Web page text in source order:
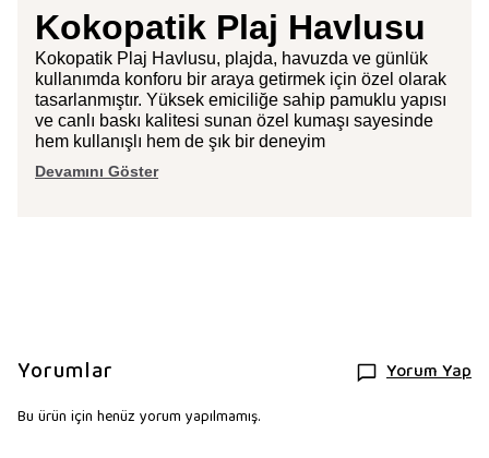
Kokopatik Plaj Havlusu
Kokopatik Plaj Havlusu, plajda, havuzda ve günlük
kullanımda konforu bir araya getirmek için özel olarak
tasarlanmıştır. Yüksek emiciliğe sahip pamuklu yapısı
ve canlı baskı kalitesi sunan özel kumaşı sayesinde
hem kullanışlı hem de şık bir deneyim
Devamını Göster
Yorumlar Yorum Yap
Bu ürün için henüz yorum yapılmamış.